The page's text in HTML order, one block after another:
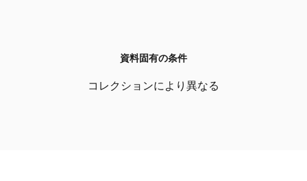
資料固有の条件
コレクションにより異なる